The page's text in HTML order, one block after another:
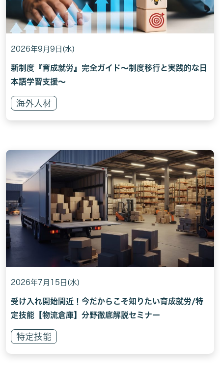
2026年9月9日(水)
新制度『育成就労』完全ガイド～制度移行と実践的な日
本語学習支援～
海外人材
2026年7月15日(水)
受け入れ開始間近！今だからこそ知りたい育成就労/特
定技能【物流倉庫】分野徹底解説セミナー
特定技能